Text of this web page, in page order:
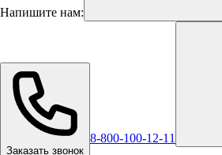
Напишите нам:
Заказать звонок
8-800-100-12-11